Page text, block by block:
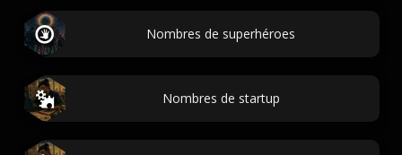
Nombres de superhéroes
Nombres de startup